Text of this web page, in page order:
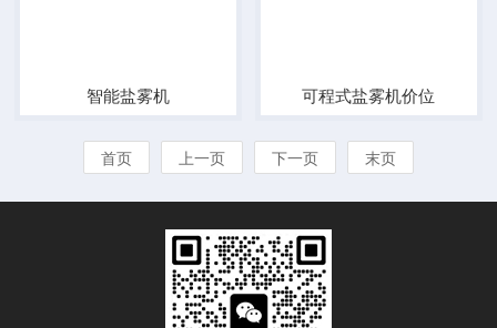
智能盐雾机 可程式盐雾机价位
首页 上一页 下一页 末页